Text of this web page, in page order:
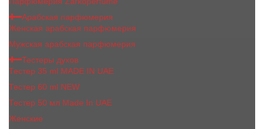
Арабская парфюмерия
Женская арабская парфюмерия
Мужская арабская парфюмерия
Тестеры духов
Тестер 35 ml MADE IN UAE
Тестер 60 ml NEW
Тестер 50 мл Made In UAE
Женские